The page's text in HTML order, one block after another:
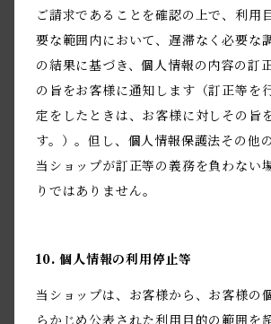
ご請求であることを確認の上で、利用
要な範囲内において、遅滞なく必要な
の結果に基づき、個人情報の内容の訂
の旨をお客様に通知します（訂正等を
定をしたときは、お客様に対しその旨
す。）。但し、個人情報保護法その他
当ショップが訂正等の義務を負わない
りではありません。
10. 個人情報の利用停止等
当ショップは、お客様から、お客様の
らかじめ公表された利用目的の範囲を